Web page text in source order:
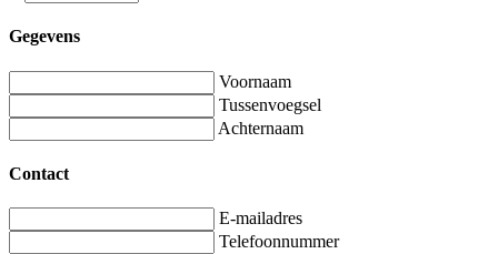
Gegevens
Voornaam
Tussenvoegsel
Achternaam
Contact
E-mailadres
Telefoonnummer